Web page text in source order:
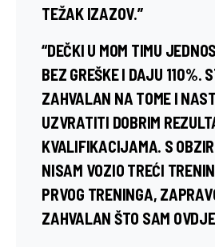
TEŽAK IZAZOV.”
“DEČKI U MOM TIMU
BEZ GREŠKE I DAJU 110%.
ZAHVALAN NA TOME I
UZVRATITI DOBRIM
KVALIFIKACIJAMA. S
NISAM VOZIO TREĆI
PRVOG TRENINGA,
ZAHVALAN ŠTO SAM